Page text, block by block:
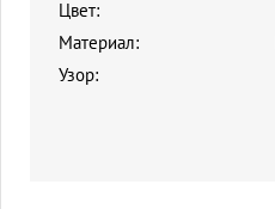
Цвет:
Материал:
Узор: